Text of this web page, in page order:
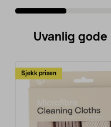
Uvanlig
Sjekk prisen